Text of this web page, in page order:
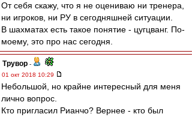
От себя скажу, что я не оцениваю ни тренера,
ни игроков, ни РУ в сегодняшней ситуации.
В шахматах есть такое понятие - цугцванг. По-
моему, это про нас сегодня.
Трувор -
01 окт 2018 10:29
Небольшой, но крайне интересный для меня
лично вопрос.
Кто пригласил Рианчо? Вернее - кто был